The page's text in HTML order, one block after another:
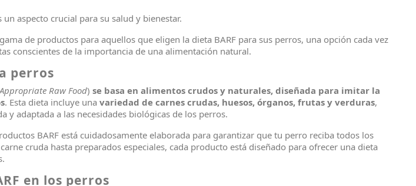
aspecto crucial para su salud y bienestar.
de productos para aquellos que eligen la dieta BARF para sus perros, una opción cada vez
conscientes de la importancia de una alimentación natural.
perros
Raw Food) se basa en alimentos crudos y naturales, diseñada para imitar la
. Esta dieta incluye una variedad de carnes crudas, huesos, órganos, frutas y verduras,
adaptada a las necesidades biológicas de los perros.
BARF está cuidadosamente elaborada para garantizar que tu perro reciba todos los
cruda hasta preparados especiales, cada producto está diseñado para ofrecer una dieta
en los perros